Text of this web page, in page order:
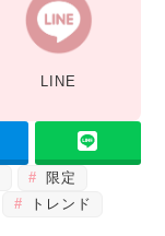
LINE
限定
トレンド